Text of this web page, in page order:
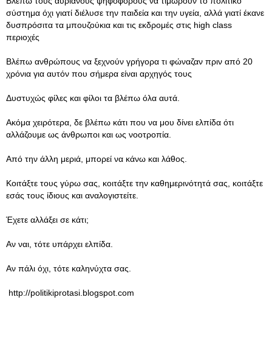
σύστημα όχι γιατί διέλυσε την παιδεία και την υγεία, αλλά γιατί έκανε
δυσπρόσιτα τα μπουζούκια και τις εκδρομές στις high class
περιοχές
Βλέπω ανθρώπους να ξεχνούν γρήγορα τι φώναζαν πριν από 20
χρόνια για αυτόν που σήμερα είναι αρχηγός τους
Δυστυχώς φίλες και φίλοι τα βλέπω όλα αυτά.
Ακόμα χειρότερα, δε βλέπω κάτι που να μου δίνει ελπίδα ότι
αλλάζουμε ως άνθρωποι και ως νοοτροπία.
Από την άλλη μεριά, μπορεί να κάνω και λάθος.
Κοιτάξτε τους γύρω σας, κοιτάξτε την καθημερινότητά σας, κοιτάξτε
εσάς τους ίδιους και αναλογιστείτε.
Έχετε αλλάξει σε κάτι;
Αν ναι, τότε υπάρχει ελπίδα.
Αν πάλι όχι, τότε καληνύχτα σας.
http://politikiprotasi.blogspot.com